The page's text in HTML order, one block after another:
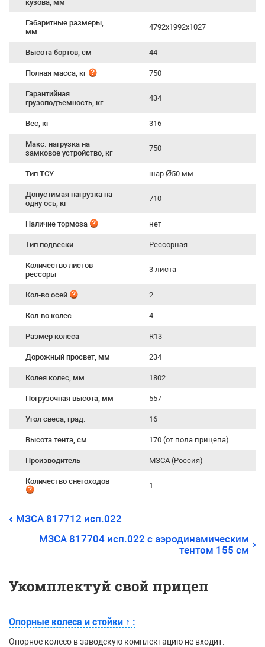
кузова, мм
Габаритные размеры,
мм
4792х1992х1027
Высота бортов, см 44
Полная масса, кг 750
Гарантийная
грузоподъемность, кг
434
Вес, кг 316
Макс. нагрузка на
замковое устройство, кг
750
Тип ТСУ шар Ø50 мм
Допустимая нагрузка на
одну ось, кг
710
Наличие тормоза нет
Тип подвески Рессорная
Количество листов
рессоры
3 листа
Кол-во осей 2
Кол-во колес 4
Размер колеса R13
Дорожный просвет, мм 234
Колея колес, мм 1802
Погрузочная высота, мм 557
Угол свеса, град. 16
Высота тента, см 170 (от пола прицепа)
Производитель МЗСА (Россия)
Количество снегоходов 1
МЗСА 817712 исп.022
МЗСА 817704 исп.022 с аэродинамическим
тентом 155 см
Укомплектуй свой прицеп
Опорные колеса и стойки ↑ :
Опорное колесо в заводскую комплектацию не входит.